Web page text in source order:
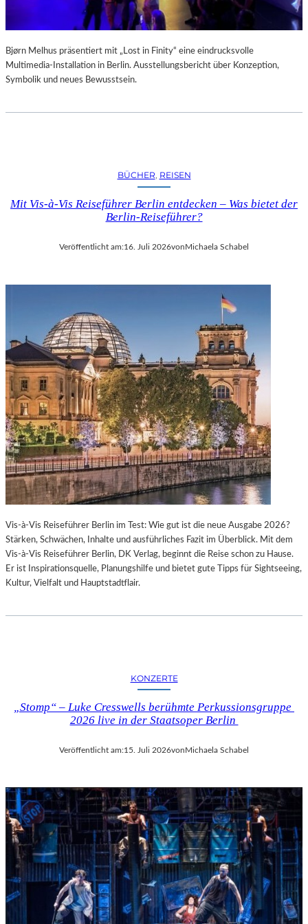
Bjørn Melhus präsentiert mit „Lost in Finity“ eine eindrucksvolle
Multimedia-Installation in Berlin. Ausstellungsbericht über Konzeption,
Symbolik und neues Bewusstsein.
BÜCHER, REISEN
Mit Vis-à-Vis Reiseführer Berlin entdecken – Was bietet der
Berlin-Reiseführer?
Veröffentlicht am:16. Juli 2026von Michaela Schabel
Vis-à-Vis Reiseführer Berlin im Test: Wie gut ist die neue Ausgabe 2026?
Stärken, Schwächen, Inhalte und ausführliches Fazit im Überblick. Mit dem
Vis-à-Vis Reiseführer Berlin, DK Verlag, beginnt die Reise schon zu Hause.
Er ist Inspirationsquelle, Planungshilfe und bietet gute Tipps für Sightseeing,
Kultur, Vielfalt und Hauptstadtflair.
KONZERTE
„Stomp“ – Luke Cresswells berühmte Perkussionsgruppe
2026 live in der Staatsoper Berlin
Veröffentlicht am:15. Juli 2026vonMichaela Schabel